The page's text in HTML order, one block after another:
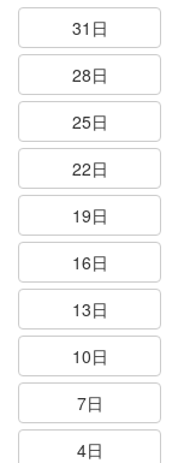
31日
28日
25日
22日
19日
16日
13日
10日
7日
4日